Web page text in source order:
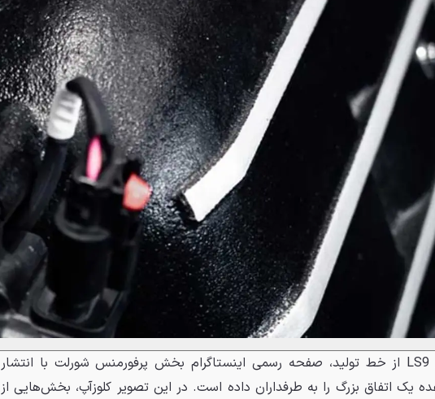
هم‌زمان با خروج LS9 از خط تولید، صفحه رسمی اینستاگرام بخش پرفورمنس شورلت با انتشار
یک اتفاق بزرگ را به طرفداران داده است. در این تصویر کلوزآپ، بخش‌هایی از